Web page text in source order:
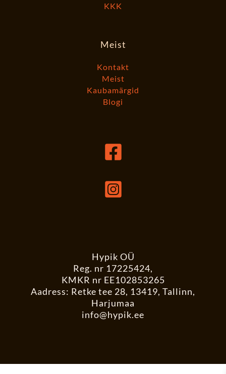
KKK
Meist
Kontakt
Meist
Kaubamärgid
Blogi
Hypik OÜ
Reg. nr 17225424,
KMKR nr EE102853265
Aadress: Retke tee 28, 13419, Tallinn,
Harjumaa
info@hypik.ee